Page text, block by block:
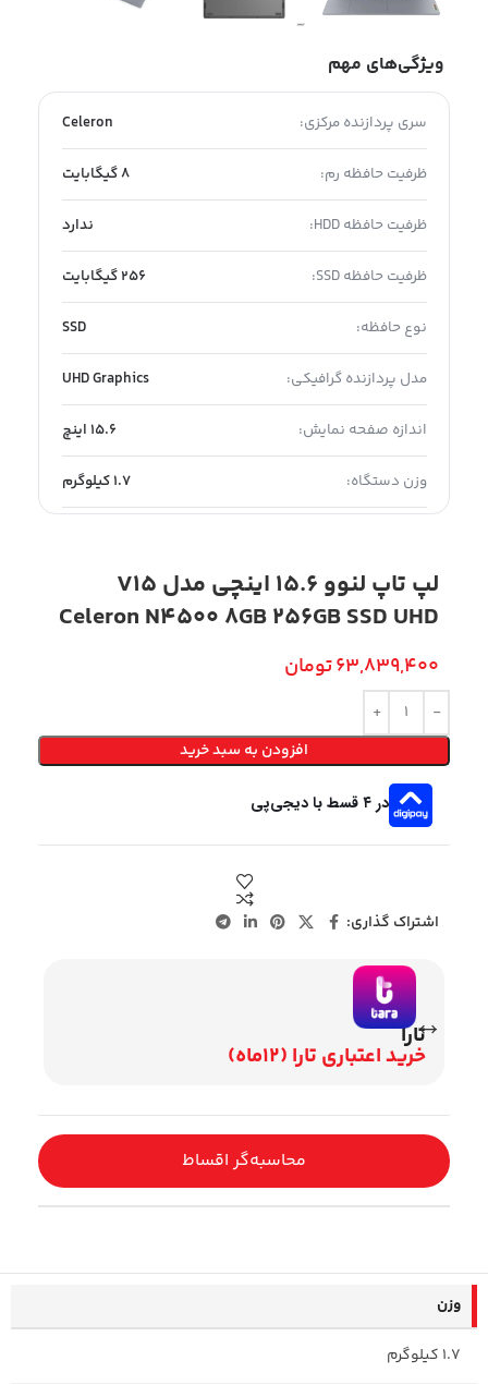
ویژگی‌های مهم
سری پردازنده مرکزی: Celeron
ظرفیت حافظه رم: 8 گیگابایت
ظرفیت حافظه HDD: ندارد
ظرفیت حافظه SSD: 256 گیگابایت
نوع حافظه: SSD
مدل پردازنده گرافیکی: UHD Graphics
اندازه صفحه نمایش: 15.6 اینچ
وزن دستگاه: 1.7 کیلوگرم
لپ تاپ لنوو 15.6 اینچی مدل V15
Celeron N4500 8GB 256GB SSD UHD
63,839,400تومان
افزودن به سبد خرید
در ۴ قسط با دیجی‌پی
اشتراک گذاری:
تارا
خرید اعتباری تارا (12ماه)
محاسبه‌گر اقساط
وزن
1.7 کیلوگرم